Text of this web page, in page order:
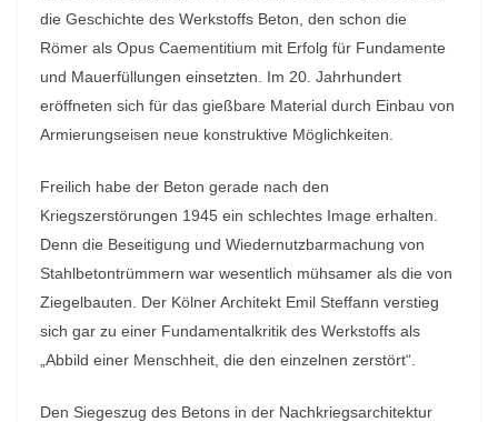
die Geschichte des Werkstoffs Beton, den schon die
Römer als Opus Caementitium mit Erfolg für Fundamente
und Mauerfüllungen einsetzten. Im 20. Jahrhundert
eröffneten sich für das gießbare Material durch Einbau von
Armierungseisen neue konstruktive Möglichkeiten.
Freilich habe der Beton gerade nach den
Kriegszerstörungen 1945 ein schlechtes Image erhalten.
Denn die Beseitigung und Wiedernutzbarmachung von
Stahlbetontrümmern war wesentlich mühsamer als die von
Ziegelbauten. Der Kölner Architekt Emil Steffann verstieg
sich gar zu einer Fundamentalkritik des Werkstoffs als
„Abbild einer Menschheit, die den einzelnen zerstört“.
Den Siegeszug des Betons in der Nachkriegsarchitektur